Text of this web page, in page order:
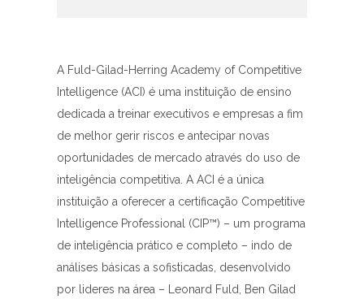
A Fuld-Gilad-Herring Academy of Competitive
Intelligence (ACI) é uma instituição de ensino
dedicada a treinar executivos e empresas a fim
de melhor gerir riscos e antecipar novas
oportunidades de mercado através do uso de
inteligência competitiva. A ACI é a única
instituição a oferecer a certificação Competitive
Intelligence Professional (CIP™) – um programa
de inteligência prático e completo – indo de
análises básicas a sofisticadas, desenvolvido
por lideres na área – Leonard Fuld, Ben Gilad